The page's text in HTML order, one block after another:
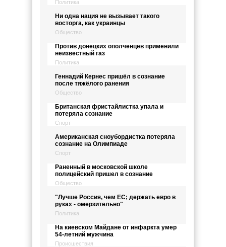
Политика
Ни одна нация не вызывает такого
восторга, как украинцы
Общество
Против донецких ополченцев применили
неизвестный газ
Политика
Геннадий Кернес пришёл в сознание
после тяжёлого ранения
Общество
Британская фристайлистка упала и
потеряла сознание
Спорт
Американская сноубордистка потеряла
сознание на Олимпиаде
Спорт
Раненный в московской школе
полицейский пришел в сознание
Общество
"Лучше Россия, чем ЕС; держать евро в
руках - омерзительно"
Политика
На киевском Майдане от инфаркта умер
54-летний мужчина
Происшествия